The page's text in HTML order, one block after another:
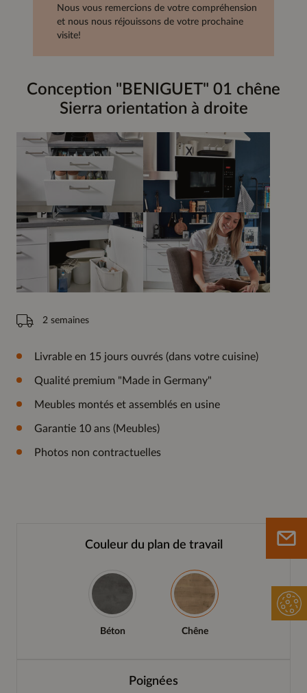
Nous vous remercions de votre compréhension
et nous nous réjouissons de votre prochaine
visite!
Conception "BENIGUET" 01 chêne
Sierra orientation à droite
2 semaines
Livrable en 15 jours ouvrés (dans votre cuisine)
Qualité premium "Made in Germany"
Meubles montés et assemblés en usine
Garantie 10 ans (Meubles)
Photos non contractuelles
Couleur du plan de travail
Béton Chêne
Poignées